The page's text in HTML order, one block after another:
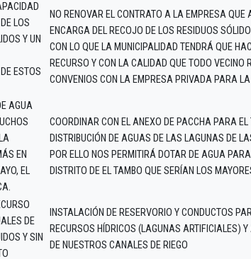
LOS
Y UN
ESTOS
NO RENOVAR EL CONTRATO A LA EMPRESA QUE
ENCARGA DEL RECOJO DE LOS RESIDUOS
CON LO QUE LA MUNICIPALIDAD TENDRÁ QUE
RECURSO Y CON LA CALIDAD QUE TODO VECINO
CONVENIOS CON LA EMPRESA PRIVADA PARA
AGUA
EN
EL
COORDINAR CON EL ANEXO DE PACCHA PARA
DISTRIBUCIÓN DE AGUAS DE LAS LAGUNAS DE
POR ELLO NOS PERMITIRÁ DOTAR DE AGUA
DISTRITO DE EL TAMBO QUE SERÍAN LOS
DE
Y SIN
INSTALACIÓN DE RESERVORIO Y CONDUCTOS
RECURSOS HÍDRICOS (LAGUNAS ARTIFICIALES)
DE NUESTROS CANALES DE RIEGO